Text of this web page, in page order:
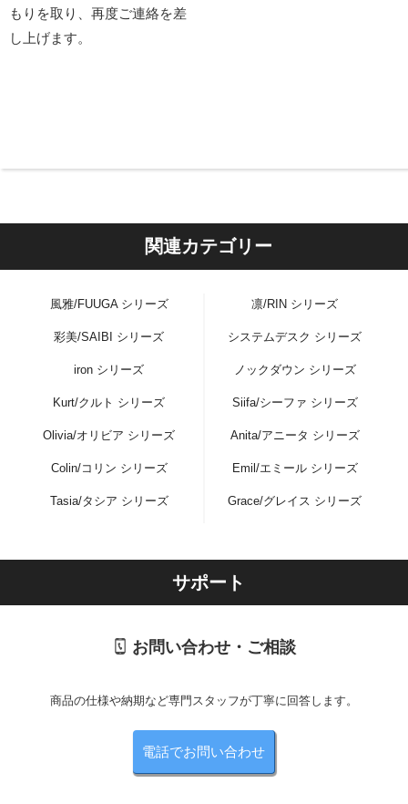
もりを取り、再度ご連絡を差
し上げます。
関連カテゴリー
風雅/FUUGA シリーズ 凛/RIN シリーズ
彩美/SAIBI シリーズ システムデスク シリーズ
iron シリーズ ノックダウン シリーズ
Kurt/クルト シリーズ Siifa/シーファ シリーズ
Olivia/オリビア シリーズ Anita/アニータ シリーズ
Colin/コリン シリーズ Emil/エミール シリーズ
Tasia/タシア シリーズ Grace/グレイス シリーズ
サポート
お問い合わせ・ご相談
商品の仕様や納期など専門スタッフが丁寧に回答します。
電話でお問い合わせ